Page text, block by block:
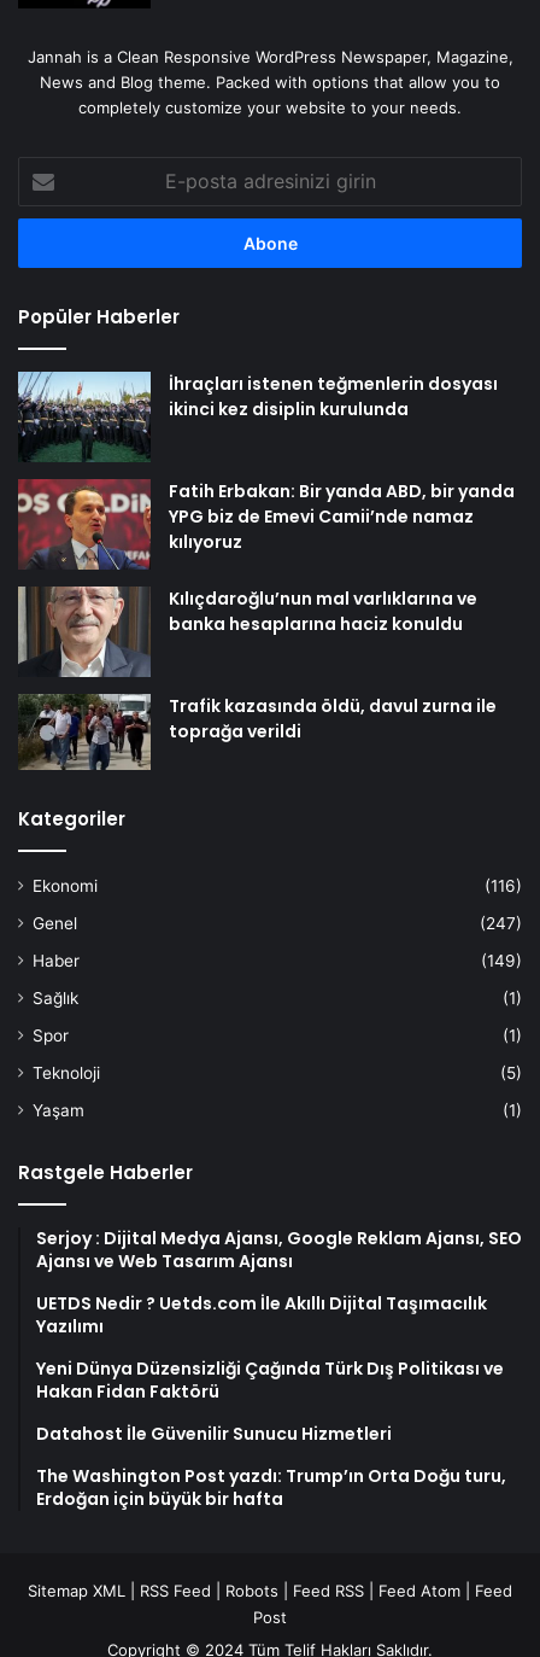
Jannah is a Clean Responsive WordPress Newspaper, Magazine,
News and Blog theme. Packed with options that allow you to
completely customize your website to your needs.
posta
adresinizi
Popüler Haberler
İhraçları istenen teğmenlerin dosyası
ikinci kez disiplin kurulunda
Fatih Erbakan: Bir yanda ABD, bir yanda
YPG biz de Emevi Camii’nde namaz
kılıyoruz
Kılıçdaroğlu’nun mal varlıklarına ve
banka hesaplarına haciz konuldu
Trafik kazasında öldü, davul zurna ile
toprağa verildi
Kategoriler
Ekonomi
(116)
Genel
(247)
Haber
(149)
Sağlık
(1)
Spor
(1)
Teknoloji
(5)
Yaşam
(1)
Rastgele Haberler
Serjoy : Dijital Medya Ajansı, Google Reklam Ajansı, SEO
Ajansı ve Web Tasarım Ajansı
UETDS Nedir ? Uetds.com İle Akıllı Dijital Taşımacılık
Yazılımı
Yeni Dünya Düzensizliği Çağında Türk Dış Politikası ve
Hakan Fidan Faktörü
Datahost İle Güvenilir Sunucu Hizmetleri
The Washington Post yazdı: Trump’ın Orta Doğu turu,
Erdoğan için büyük bir hafta
Sitemap XML RSS Feed Robots Feed RSS Feed Atom
Feed
Post
Copyright © 2024 Tüm Telif Hakları Saklıdır.